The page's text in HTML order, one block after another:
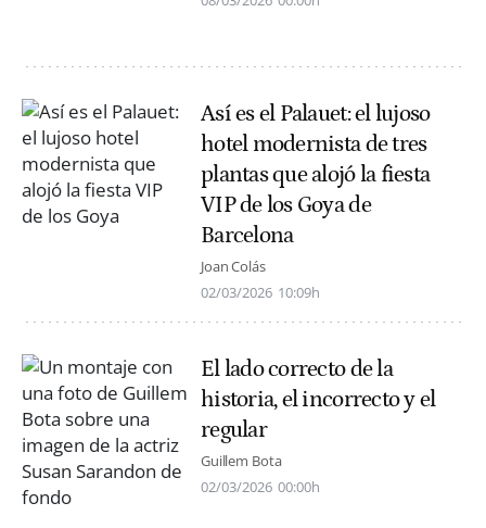
Así es el Palauet: el lujoso
hotel modernista de tres
plantas que alojó la fiesta
VIP de los Goya de
Barcelona
Joan Colás
02/03/2026 10:09h
El lado correcto de la
historia, el incorrecto y el
regular
Guillem Bota
02/03/2026 00:00h